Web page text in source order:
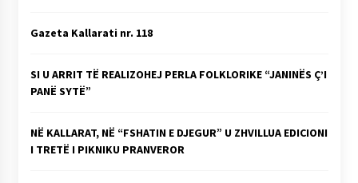
Gazeta Kallarati nr. 118
SI U ARRIT TË REALIZOHEJ PERLA FOLKLORIKE “JANINËS Ç’I
PANË SYTË”
NË KALLARAT, NË “FSHATIN E DJEGUR” U ZHVILLUA EDICIONI
I TRETË I PIKNIKU PRANVEROR